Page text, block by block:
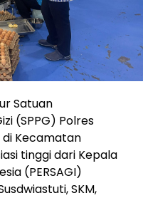
Satuan
(SPPG) Polres
di Kecamatan
tinggi dari Kepala
(PERSAGI)
SKM,